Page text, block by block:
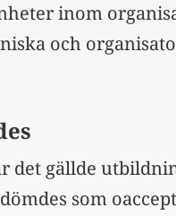
inom
och
det gällde
som